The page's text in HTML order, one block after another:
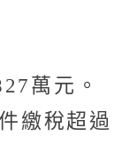
萬元。
繳稅超過